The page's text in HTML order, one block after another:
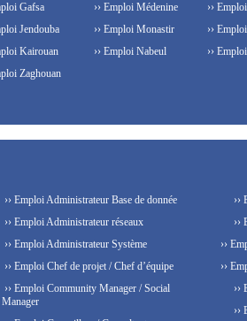
Gafsa
Jendouba
Kairouan
›› Emploi Médenine
›› Emploi Monastir
›› Emploi Nabeul
››
››
››
Zaghouan
›› Emploi Administrateur Base de donnée
›› Emploi Administrateur réseaux
›› Emploi Administrateur Système
›› Emploi Chef de projet / Chef d’équipe
›› Emploi Community Manager / Social
Manager
››
››
››
››
››
››